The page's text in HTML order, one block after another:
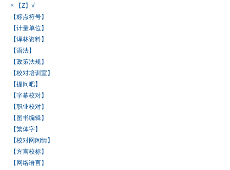
× 【Z】√
【标点符号】
【计量单位】
【译林资料】
【语法】
【政策法规】
【校对培训室】
【提问吧】
【字幕校对】
【职业校对】
【图书编辑】
【繁体字】
【校对网闲情】
【方言校标】
【网络语言】